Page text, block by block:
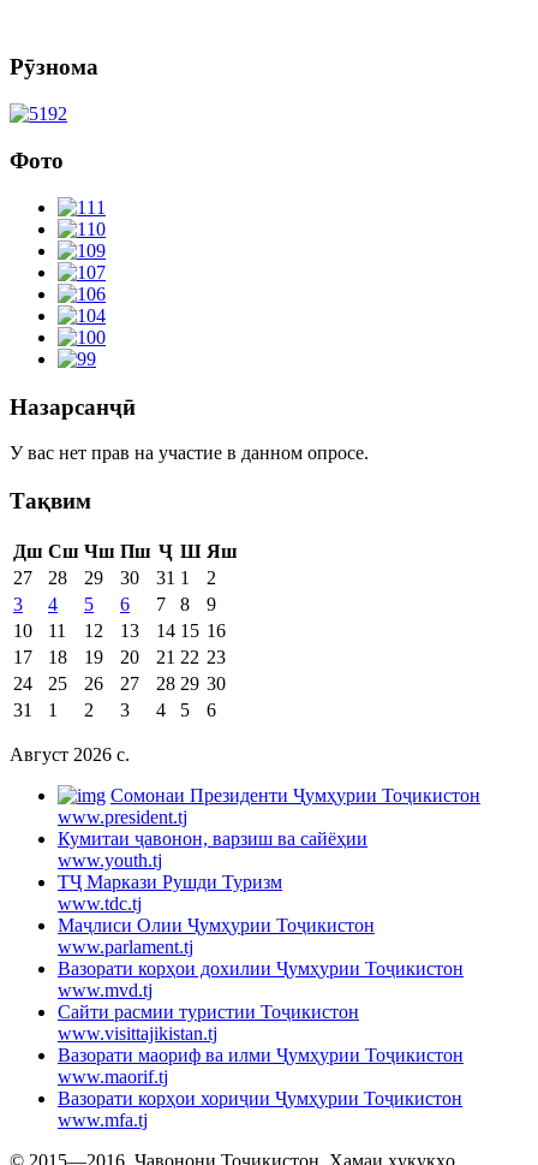
Рӯзнома
Фото
Назарсанҷӣ
У вас нет прав на участие в данном опросе.
Тақвим
Дш Сш Чш Пш Ҷ Ш Яш
27
28 29 30 31 1
2
3
4 5 6 7 8
9
10
11 12 13 14 15 16
17
18 19 20 21 22 23
24
25 26 27 28 29 30
31
1 2 3 4 5 6
Август 2026 c.
Cомонаи Президенти Ҷумҳурии Тоҷикистон
www.president.tj
Кумитаи ҷавонон, варзиш ва сайёҳии
www.youth.tj
ТҶ Маркази Рушди Туризм
www.tdc.tj
Маҷлиси Олии Ҷумҳурии Тоҷикистон
www.parlament.tj
Вазорати корҳои дохилии Ҷумҳурии Тоҷикистон
www.mvd.tj
Сайти расмии туристии Тоҷикистон
www.visittajikistan.tj
Вазорати маориф ва илми Ҷумҳурии Тоҷикистон
www.maorif.tj
Вазорати корҳои хориҷии Ҷумҳурии Тоҷикистон
www.mfa.tj
© 2015—2016. Ҷавонони Тоҷикистон. Ҳамаи ҳуқуқҳо